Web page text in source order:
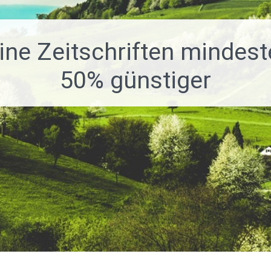
Zeitschriften
50% günstiger